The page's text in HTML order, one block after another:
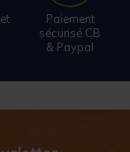
Paiement
sécurisé CB
& Paypal